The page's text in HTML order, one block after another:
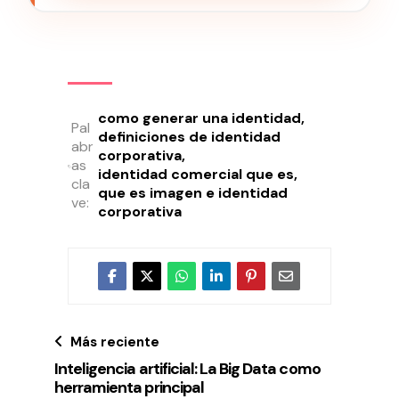
Pal
abr
as
cla
ve:
como generar una identidad
definiciones de identidad
corporativa
identidad comercial que es
que es imagen e identidad
corporativa
Más reciente
Inteligencia artificial: La Big Data como
herramienta principal